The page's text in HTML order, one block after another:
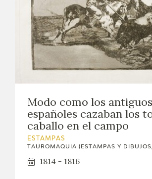
BIOGRAFÍA
CRONOLOGÍA
EL VIAJE DE GOYA
GOYA EN EL MUNDO
GOYA EN ARAGÓN
PREMIO ARAGÓN GOYA
Modo como los antiguos
españoles cazaban los
caballo en el campo
ESTAMPAS
TAUROMAQUIA (ESTAMPAS Y
1814 - 1816